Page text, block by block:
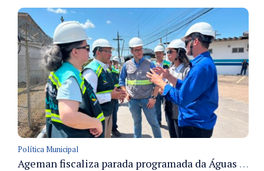
Política Municipal
Ageman fiscaliza parada programada da Águas de Manaus e acompanha restabelecimento gradual do abastecimento em Manaus